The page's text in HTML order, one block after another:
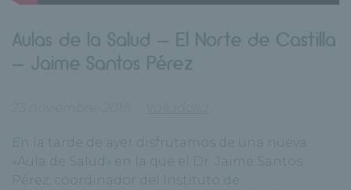
Aulas de la Salud – El Norte de Castilla
– Jaime Santos Pérez
En la tarde de ayer disfrutamos de una nueva
«Aula de Salud» en la que el Dr. Jaime Santos
Pérez, coordinador del Instituto de